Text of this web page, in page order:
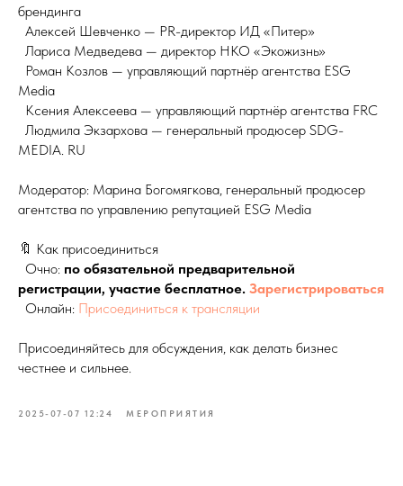
брендинга
Алексей Шевченко — PR-директор ИД «Питер»
Лариса Медведева — директор НКО «Экожизнь»
Роман Козлов — управляющий партнёр агентства ESG
Media
Ксения Алексеева — управляющий партнёр агентства FRC
Людмила Экзархова — генеральный продюсер SDG-
MEDIA. RU
Модератор: Марина Богомягкова, генеральный продюсер
агентства по управлению репутацией ESG Media
🔖 Как присоединиться
Очно: по обязательной предварительной
регистрации, участие бесплатное. Зарегистрироваться
Онлайн: Присоединиться к трансляции
Присоединяйтесь для обсуждения, как делать бизнес
честнее и сильнее.
2025-07-07 12:24 МЕРОПРИЯТИЯ